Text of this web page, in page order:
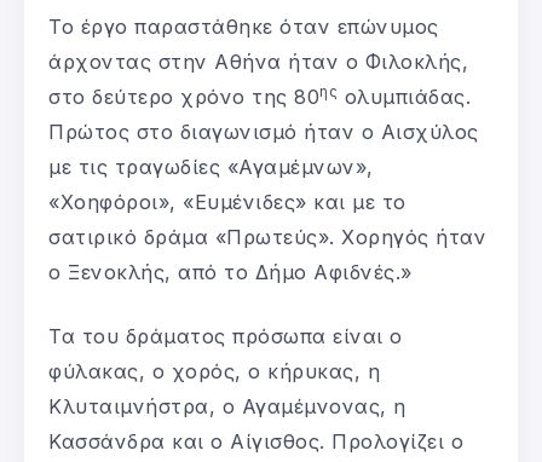
Το έργο παραστάθηκε όταν επώνυμος
άρχοντας στην Αθήνα ήταν ο Φιλοκλής,
στο δεύτερο χρόνο της 80ης ολυμπιάδας.
Πρώτος στο διαγωνισμό ήταν ο Αισχύλος
με τις τραγωδίες «Αγαμέμνων»,
«Χοηφόροι», «Ευμένιδες» και με το
σατιρικό δράμα «Πρωτεύς». Χορηγός ήταν
ο Ξενοκλής, από το Δήμο Αφιδνές.»
Τα του δράματος πρόσωπα είναι ο
φύλακας, ο χορός, ο κήρυκας, η
Κλυταιμνήστρα, ο Αγαμέμνονας, η
Κασσάνδρα και ο Αίγισθος. Προλογίζει ο